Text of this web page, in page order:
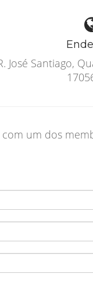
José Santiago,
um dos